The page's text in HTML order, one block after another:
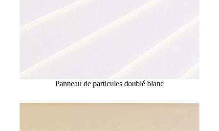
Panneau de particules doublé blanc